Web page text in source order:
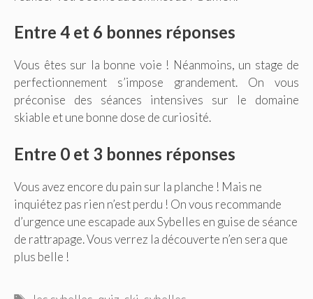
Entre 4 et 6 bonnes réponses
Vous êtes sur la bonne voie ! Néanmoins, un stage de
perfectionnement s’impose grandement. On vous
préconise des séances intensives sur le domaine
skiable et une bonne dose de curiosité.
Entre 0 et 3 bonnes réponses
Vous avez encore du pain sur la planche ! Mais ne
inquiétez pas rien n’est perdu ! On vous recommande
d’urgence une escapade aux Sybelles en guise de séance
de rattrapage. Vous verrez la découverte n’en sera que
plus belle !